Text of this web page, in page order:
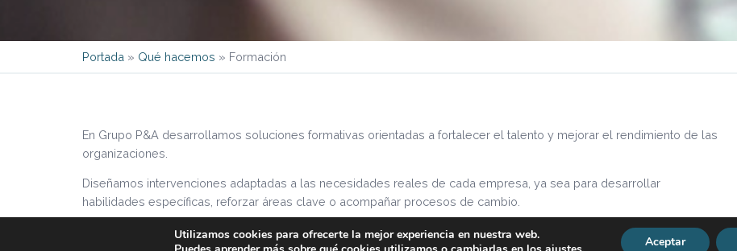
Portada » Qué hacemos » Formación
En Grupo P&A desarrollamos soluciones formativas orientadas a fortalecer el talento y mejorar el rendimiento de las
organizaciones.
Diseñamos intervenciones adaptadas a las necesidades reales de cada empresa, ya sea para desarrollar
habilidades específicas, reforzar áreas clave o acompañar procesos de cambio.
Utilizamos cookies para ofrecerte la mejor experiencia en nuestra web.
Aceptar